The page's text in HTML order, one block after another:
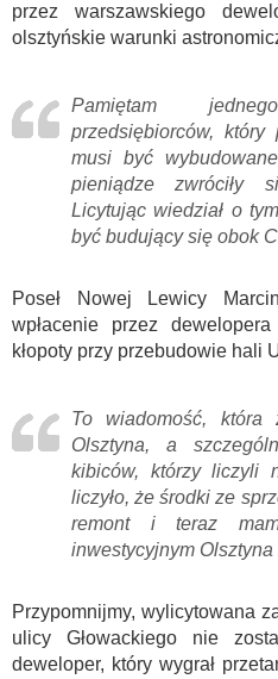
przez warszawskiego
olsztyńskie warunki
Pamiętam
przedsiębiorców, który
musi być
pieniądze zwróciły
Licytując wiedział o
być budujący się obok
Poseł Nowej Lewicy
wpłacenie przez
kłopoty przy przebudowie hali
To wiadomość, która
Olsztyna, a
kibiców, którzy liczyli
liczyło, że środki ze
remont i teraz
inwestycyjnym
Przypomnijmy, wylicytowana
ulicy Głowackiego nie
deweloper, który wygrał